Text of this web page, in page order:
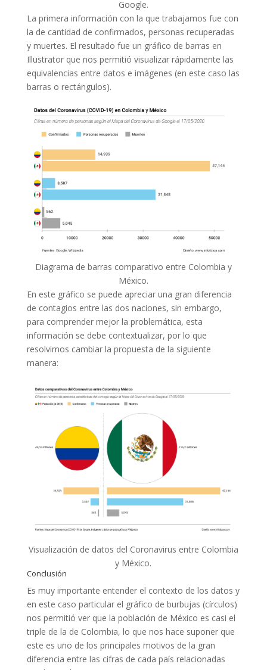
Google.
La primera información con la que trabajamos fue con
la de cantidad de confirmados, personas recuperadas
y muertes. El resultado fue un gráfico de barras en
Illustrator que nos permitió visualizar rápidamente las
equivalencias entre datos e imágenes (en este caso las
barras o rectángulos).
Diagrama de barras comparativo entre Colombia y
México.
En este gráfico se puede apreciar una gran diferencia
de contagios entre las dos naciones, sin embargo,
para comprender mejor la problemática, esta
información se debe contextualizar, por lo que
resolvimos cambiar la propuesta de la siguiente
manera:
Visualización de datos del Coronavirus entre Colombia
y México.
Conclusión
Es muy importante entender el contexto de los datos y
en este caso particular el gráfico de burbujas (círculos)
nos permitió ver que la población de México es casi el
triple de la de Colombia, lo que nos hace suponer que
este es uno de los principales motivos de la gran
diferencia entre las cifras de cada país relacionadas